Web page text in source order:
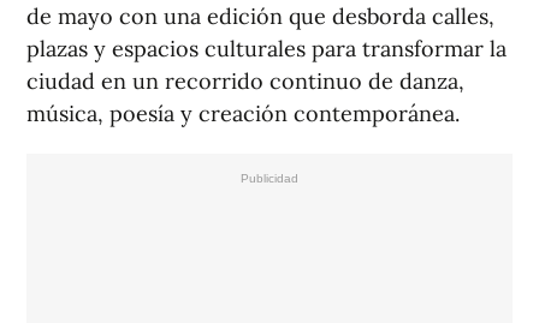
de mayo con una edición que desborda calles,
plazas y espacios culturales para transformar la
ciudad en un recorrido continuo de danza,
música, poesía y creación contemporánea.